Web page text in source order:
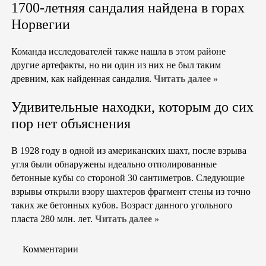
1700-летняя сандалия найдена в горах
Норвегии
Команда исследователей также нашла в этом районе
другие артефакты, но ни один из них не был таким
древним, как найденная сандалия. Читать далее »
Удивительные находки, которым до сих
пор нет объяснения
В 1928 году в одной из американских шахт, после взрыва
угля были обнаружены идеально отполированные
бетонные кубы со стороной 30 сантиметров. Следующие
взрывы открыли взору шахтеров фрагмент стены из точно
таких же бетонных кубов. Возраст данного угольного
пласта 280 млн. лет. Читать далее »
Комментарии